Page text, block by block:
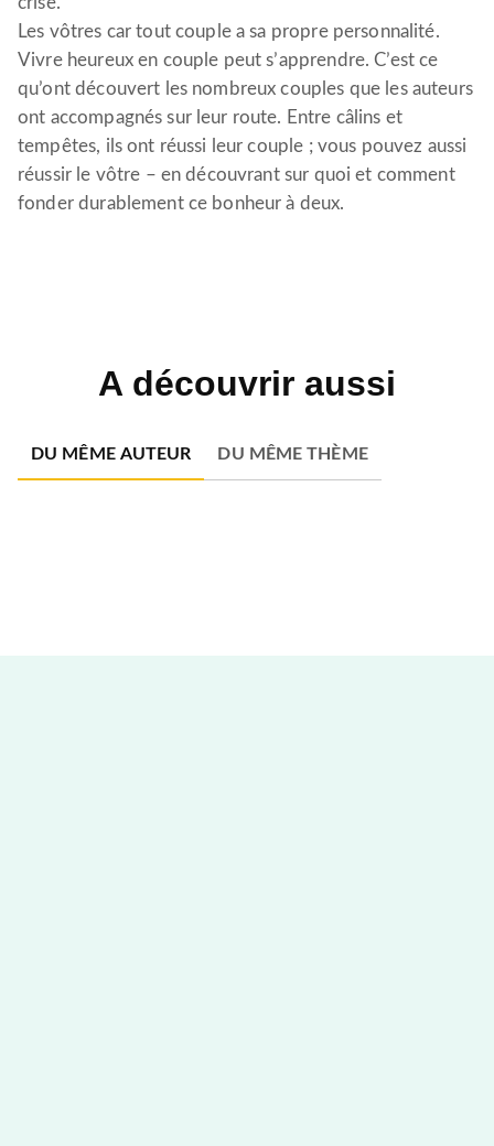
Les vôtres car tout couple a sa propre personnalité.
Vivre heureux en couple peut s’apprendre. C’est ce
qu’ont découvert les nombreux couples que les auteurs
ont accompagnés sur leur route. Entre câlins et
tempêtes, ils ont réussi leur couple ; vous pouvez aussi
réussir le vôtre – en découvrant sur quoi et comment
fonder durablement ce bonheur à deux.
A découvrir aussi
DU MÊME AUTEUR DU MÊME THÈME